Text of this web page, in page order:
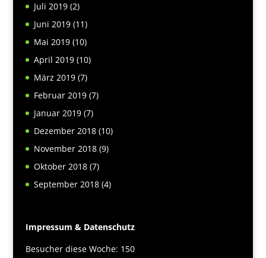
Juli 2019(2)
Juni 2019(11)
Mai 2019(10)
April 2019(10)
März 2019(7)
Februar 2019(7)
Januar 2019(7)
Dezember 2018(10)
November 2018(9)
Oktober 2018(7)
September 2018(4)
Impressum & Datenschutz
Besucher diese Woche: 150